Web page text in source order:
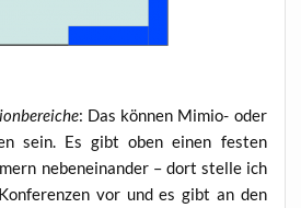
: Das kön­nen Mimio- oder
sein. Es gibt oben einen fes­ten
neben­ein­an­der – dort stel­le ich
vor und es gibt an den